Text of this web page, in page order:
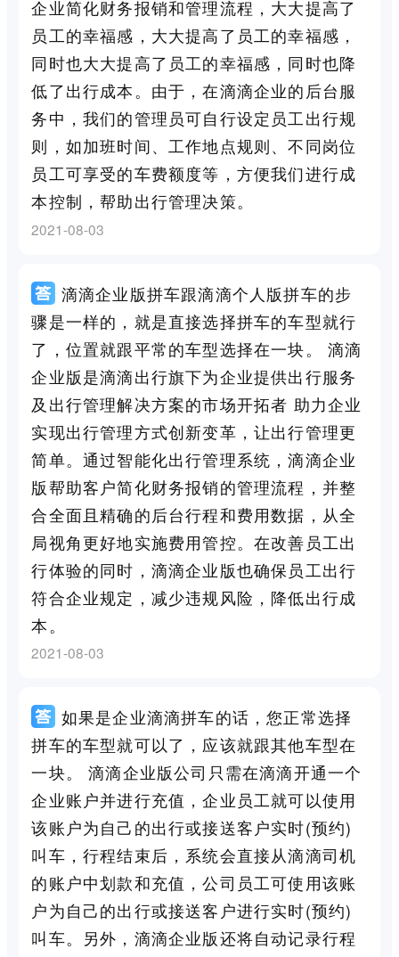
企业简化财务报销和管理流程，大大提高了
员工的幸福感，大大提高了员工的幸福感，
同时也大大提高了员工的幸福感，同时也降
低了出行成本。由于，在滴滴企业的后台服
务中，我们的管理员可自行设定员工出行规
则，如加班时间、工作地点规则、不同岗位
员工可享受的车费额度等，方便我们进行成
本控制，帮助出行管理决策。
2021-08-03
滴滴企业版拼车跟滴滴个人版拼车的步
骤是一样的，就是直接选择拼车的车型就行
了，位置就跟平常的车型选择在一块。 滴滴
企业版是滴滴出行旗下为企业提供出行服务
及出行管理解决方案的市场开拓者 助力企业
实现出行管理方式创新变革，让出行管理更
简单。通过智能化出行管理系统，滴滴企业
版帮助客户简化财务报销的管理流程，并整
合全面且精确的后台行程和费用数据，从全
局视角更好地实施费用管控。在改善员工出
行体验的同时，滴滴企业版也确保员工出行
符合企业规定，减少违规风险，降低出行成
本。
2021-08-03
如果是企业滴滴拼车的话，您正常选择
拼车的车型就可以了，应该就跟其他车型在
一块。 滴滴企业版公司只需在滴滴开通一个
企业账户并进行充值，企业员工就可以使用
该账户为自己的出行或接送客户实时(预约)
叫车，行程结束后，系统会直接从滴滴司机
的账户中划款和充值，公司员工可使用该账
户为自己的出行或接送客户进行实时(预约)
叫车。另外，滴滴企业版还将自动记录行程